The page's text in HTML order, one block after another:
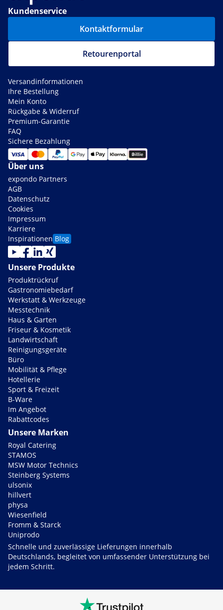
Kundenservice
Kontaktformular
Retourenportal
Versandinformationen
Ihre Bestellung
Mein Konto
Rückgabe & Widerruf
Premium-Garantie
FAQ
Sichere Bezahlung
Über uns
expondo Partners
AGB
Datenschutz
Cookies
Impressum
Karriere
Inspirationen Blog
Unsere Produkte
Produktrückruf
Gastronomiebedarf
Werkstatt & Werkzeuge
Messtechnik
Haus & Garten
Friseur & Kosmetik
Landwirtschaft
Reinigungsgeräte
Büro
Mobilität & Pflege
Hotellerie
Sport & Freizeit
B-Ware
Im Angebot
Rabattcodes
Unsere Marken
Royal Catering
STAMOS
MSW Motor Technics
Steinberg Systems
ulsonix
hillvert
physa
Wiesenfield
Fromm & Starck
Uniprodo
Schnelle und zuverlässige Lieferungen innerhalb
Deutschlands, begleitet von umfassender Unterstützung bei
jedem Schritt.